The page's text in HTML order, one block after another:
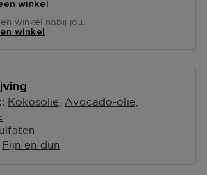
winkel
winkel nabij jou.
winkel
Kokosolie Avocado-olie
Fijn en dun